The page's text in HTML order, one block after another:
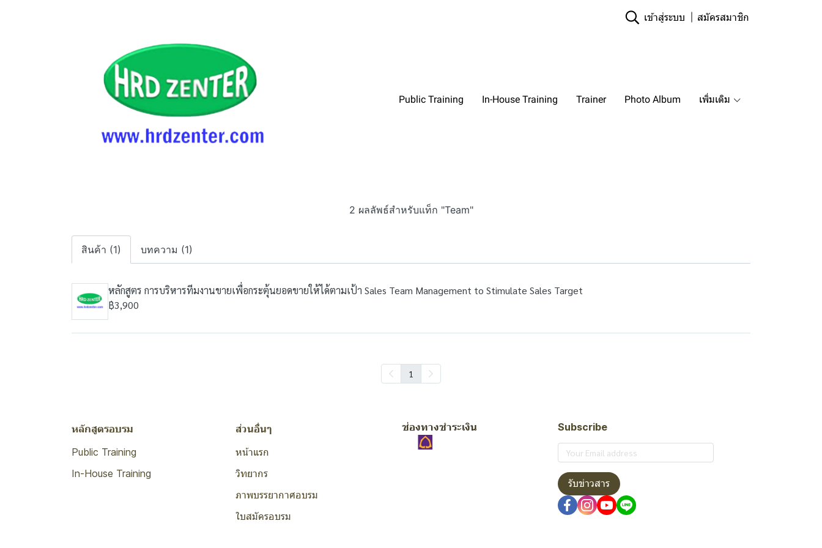
เข้าสู่ระบบ สมัครสมาชิก
Public Training In-House Training Trainer Photo Album เพิ่มเติม
2 ผลลัพธ์สำหรับแท็ก "Team"
สินค้า (1) บทความ (1)
หลักสูตร การบริหารทีมงานขายเพื่อกระตุ้นยอดขายให้ได้ตามเป้า Sales Team Management to Stimulate Sales Target
฿3,900
1
หลักสูตรอบรม
Public Training
In-House Training
ส่วนอื่นๆ
หน้าแรก
วิทยากร
ภาพบรรยากาศอบรม
ใบสมัครอบรม
ช่องทางชำระเงิน Subscribe
รับข่าวสาร